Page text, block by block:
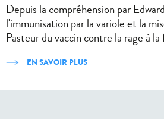
Depuis la compréhension par
l'immunisation par la variole et la
Pasteur du vaccin contre la rage à la
EN SAVOIR PLUS